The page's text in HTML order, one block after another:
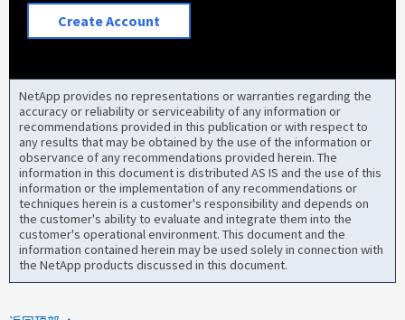
Create Account
NetApp provides no representations or warranties regarding the
accuracy or reliability or serviceability of any information or
recommendations provided in this publication or with respect to
any results that may be obtained by the use of the information or
observance of any recommendations provided herein. The
information in this document is distributed AS IS and the use of this
information or the implementation of any recommendations or
techniques herein is a customer's responsibility and depends on
the customer's ability to evaluate and integrate them into the
customer's operational environment. This document and the
information contained herein may be used solely in connection with
the NetApp products discussed in this document.